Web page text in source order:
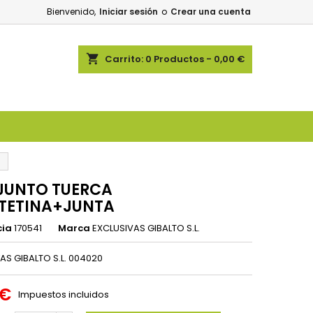
Bienvenido, Iniciar sesión o Crear una cuenta
shopping_cart Carrito: 0 Productos - 0,00 €
TUERCA
170541 Marca EXCLUSIVAS GIBALTO S.L.
GIBALTO S.L. 004020
Impuestos incluidos